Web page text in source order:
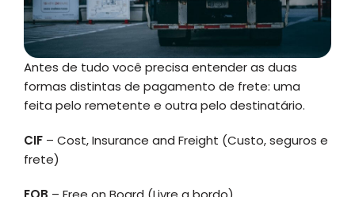
Antes de tudo você precisa entender as duas
formas distintas de pagamento de frete: uma
feita pelo remetente e outra pelo destinatário.
CIF – Cost, Insurance and Freight (Custo, seguros e
frete)